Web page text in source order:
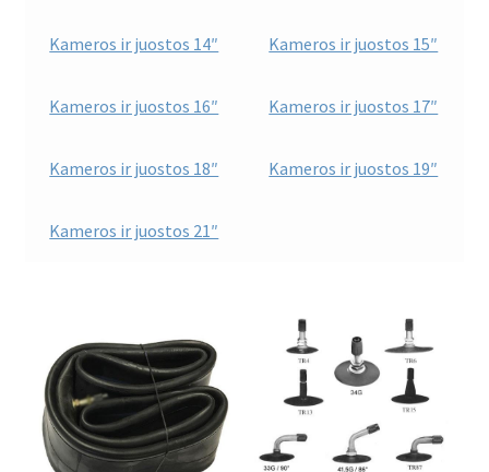
Kameros ir juostos 14″ Kameros ir juostos 15″
Kameros ir juostos 16″ Kameros ir juostos 17″
Kameros ir juostos 18″ Kameros ir juostos 19″
Kameros ir juostos 21″